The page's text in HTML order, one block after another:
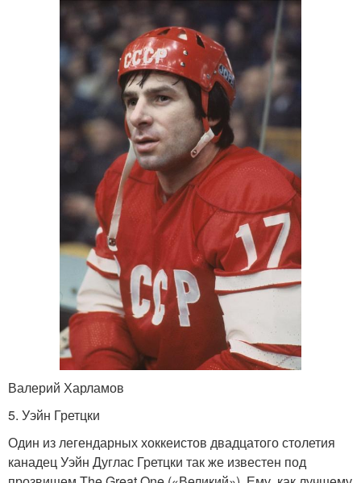
Валерий Харламов
5. Уэйн Гретцки
Один из легендарных хоккеистов двадцатого столетия
канадец Уэйн Дуглас Гретцки так же известен под